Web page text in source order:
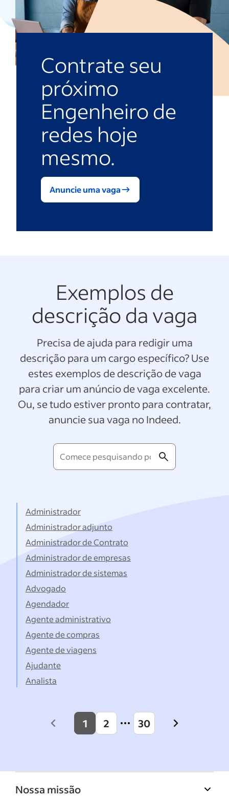
Contrate seu
próximo
Engenheiro de
redes hoje
mesmo.
Anuncie uma vaga
Exemplos de
descrição da vaga
Precisa de ajuda para redigir uma
descrição para um cargo específico? Use
estes exemplos de descrição de vaga
para criar um anúncio de vaga excelente.
Ou, se tudo estiver pronto para contratar,
anuncie sua vaga no Indeed.
Comece
pesquisando
Administrador
Administrador adjunto
Administrador de Contrato
Administrador de empresas
Administrador de sistemas
Advogado
Agendador
Agente administrativo
Agente de compras
Agente de viagens
Ajudante
Analista
Previous
1 2 30
Next
Nossa missão